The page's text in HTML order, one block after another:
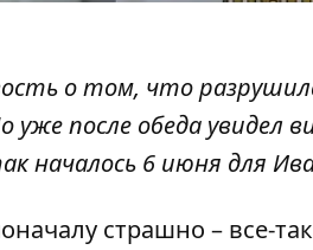
о том, что
уже после обеда увидел
началось 6 июня для
страшно – все-